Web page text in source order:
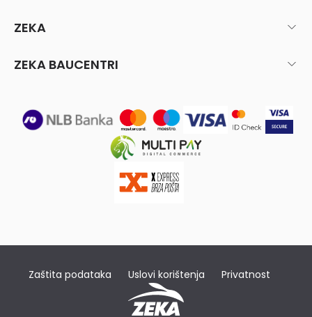
ZEKA
ZEKA BAUCENTRI
Zaštita podataka Uslovi korištenja Privatnost